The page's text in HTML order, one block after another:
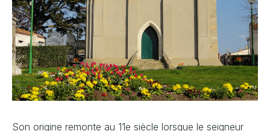
Son origine remonte au 11e siècle lorsque le seigneur